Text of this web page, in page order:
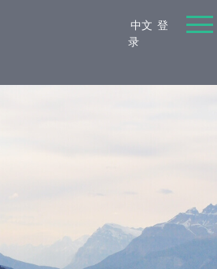
中文 登
录